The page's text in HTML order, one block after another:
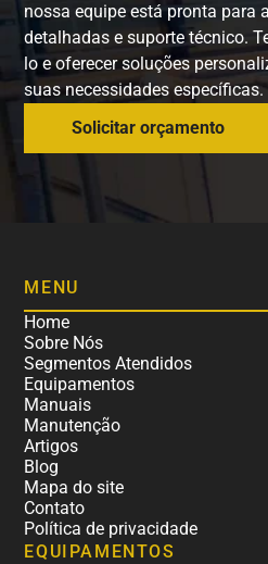
nossa equipe está pronta para
detalhadas e suporte técnico.
lo e oferecer soluções
suas necessidades específicas.
Solicitar orçamento
MENU
Home
Sobre Nós
Segmentos Atendidos
Equipamentos
Manuais
Manutenção
Artigos
Blog
Mapa do site
Contato
Política de privacidade
EQUIPAMENTOS